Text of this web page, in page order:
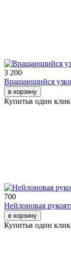
3 200
Вращающийся
в корзину
Купитьв один клик
700
Нейлоновая
в корзину
Купитьв один клик